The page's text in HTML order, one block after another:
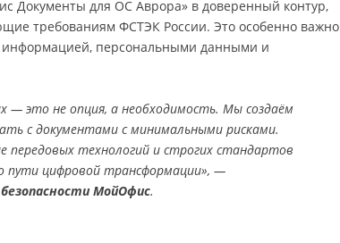
Документы для ОС Аврора» в доверенный контур,
требованиям ФСТЭК России. Это особенно важно
информацией, персональными данными и
— это не опция, а необходимость. Мы создаём
с документами с минимальными рисками.
технологий и строгих стандартов
пути цифровой трансформации», —
МойОфис.